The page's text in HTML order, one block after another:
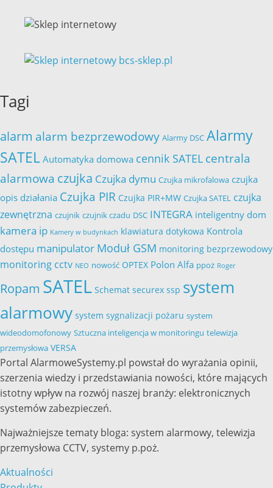
Tagi
alarm alarm bezprzewodowy Alarmy DSC Alarmy
SATELAutomatyka domowa cennik SATEL centrala
alarmowa czujka Czujka dymu Czujka mikrofalowa czujka
opis działania Czujka PIR Czujka PIR+MW Czujka SATEL czujka
zewnętrzna czujnik czujnik czadu DSC INTEGRA inteligentny dom
kamera ip Kamery w budynkach klawiatura dotykowa Kontrola
dostępu manipulator Moduł GSM monitoring bezprzewodowy
monitoring cctv NEO nowość OPTEX Polon Alfa ppoż Roger
Ropam SATEL Schemat securex ssp system
alarmowy system sygnalizacji pożaru system
wideodomofonowy Sztuczna inteligencja w monitoringu telewizja
przemysłowa VERSA
Portal AlarmoweSystemy.pl powstał do wyrażania opinii,
szerzenia wiedzy i przedstawiania nowości, które mających
istotny wpływ na rozwój naszej branży: elektronicznych
systemów zabezpieczeń.
Najważniejsze tematy bloga: system alarmowy, telewizja
przemysłowa CCTV, systemy p.poż.
Aktualności